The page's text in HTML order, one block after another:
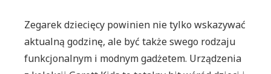
Zegarek dziecięcy powinien nie tylko wskazywać
aktualną godzinę, ale być także swego rodzaju
funkcjonalnym i modnym gadżetem. Urządzenia